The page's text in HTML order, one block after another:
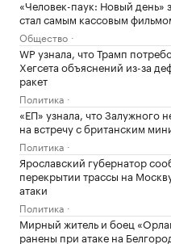
«Человек-паук: Новый день»
стал самым кассовым
Общество
WP узнала, что Трамп
Хегсета объяснений из-за
ракет
Политика
«ЕП» узнала, что Залужного
на встречу с британским
Политика
Ярославский губернатор
перекрытии трассы на
атаки
Политика
Мирный житель и боец
ранены при атаке на